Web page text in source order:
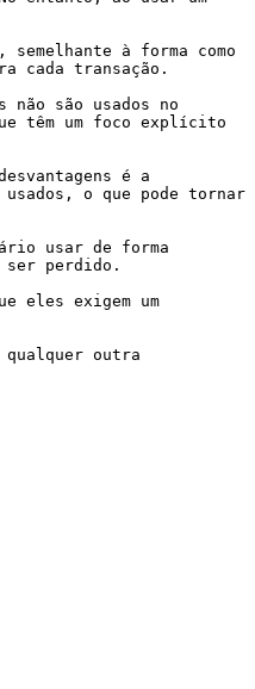
à forma como
cada transação.
são usados no
têm um foco explícito
é a
o que pode tornar
usar de forma
ser perdido.
eles exigem um
qualquer outra